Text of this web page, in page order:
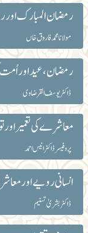
رمضان المبارک اور
مولانا محمد فاروق خاں
رمضان، عید اور
ڈاکٹر یوسف القرضاوی
معاشرے کی تعمیر
پروفیسر ڈاکٹر انیس احمد
انسانی رویے اور
ڈاکٹر بشریٰ تسنیم